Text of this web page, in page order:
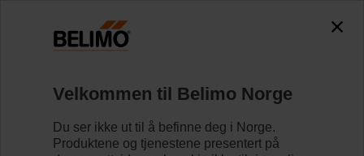
R7032R-B3+NRF24A-S2
Velkommen til Belimo Norge
Du ser ikke ut til å befinne deg i Norge.
Produktene og tjenestene presentert på